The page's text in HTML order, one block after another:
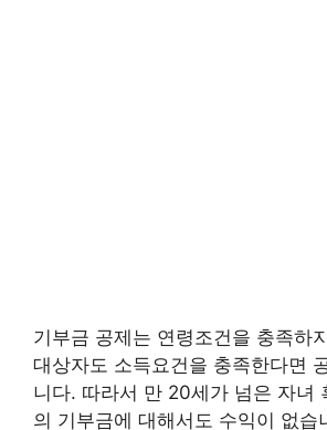
기부금 공제는 연령조건을 충족하
대상자도 소득요건을 충족한다면
니다. 따라서 만 20세가 넘은 자녀
의 기부금에 대해서도 수익이 없습